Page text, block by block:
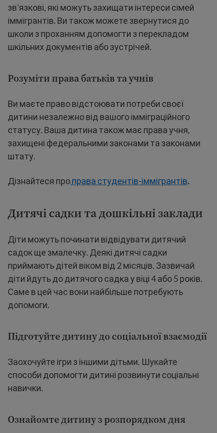
зв'язкові, які можуть захищати інтереси сімей
іммігрантів. Ви також можете звернутися до
школи з проханням допомогти з перекладом
шкільних документів або зустрічей.
Розуміти права батьків та учнів
Ви маєте право відстоювати потреби своєї
дитини незалежно від вашого імміграційного
статусу. Ваша дитина також має права учня,
захищені федеральними законами та законами
штату.
Дізнайтеся проправа студентів-іммігрантів.
Дитячі садки та дошкільні заклади
Діти можуть починати відвідувати дитячий
садок ще змалечку. Деякі дитячі садки
приймають дітей віком від 2 місяців. Зазвичай
діти йдуть до дитячого садка у віці 4 або 5 років.
Саме в цей час вони найбільше потребують
допомоги.
Підготуйте дитину до соціальної взаємодії
Заохочуйте ігри з іншими дітьми. Шукайте
способи допомогти дитині розвинути соціальні
навички.
Ознайомте дитину з розпорядком дня